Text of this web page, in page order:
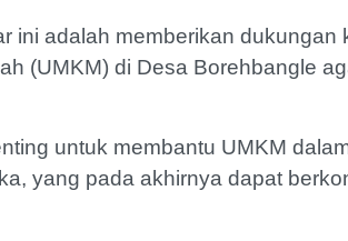
ini adalah memberikan dukungan
(UMKM) di Desa Borehbangle
untuk membantu UMKM
yang pada akhirnya dapat